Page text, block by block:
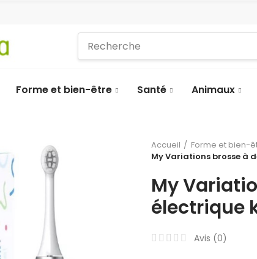
Forme et bien-être Santé Animaux
Accueil Forme et bien-
My Variations brosse à
My
électrique
Avis (0)